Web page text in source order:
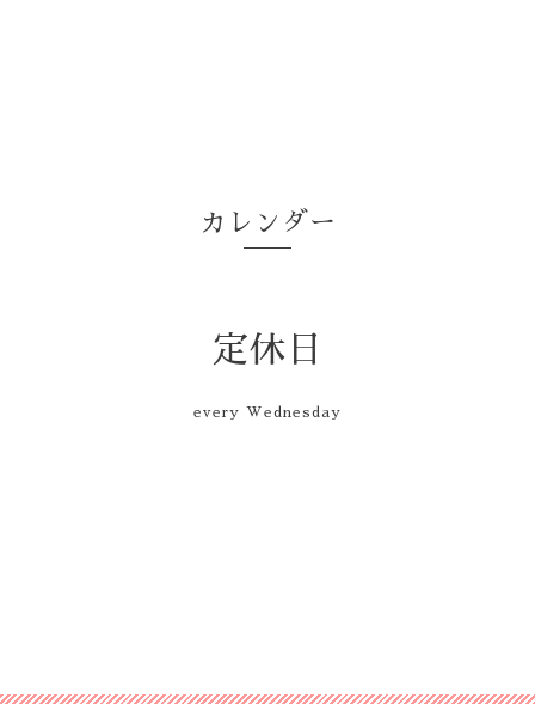
カレンダー
定休日
every Wednesday